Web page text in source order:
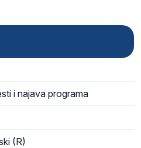
i najava programa
(R)